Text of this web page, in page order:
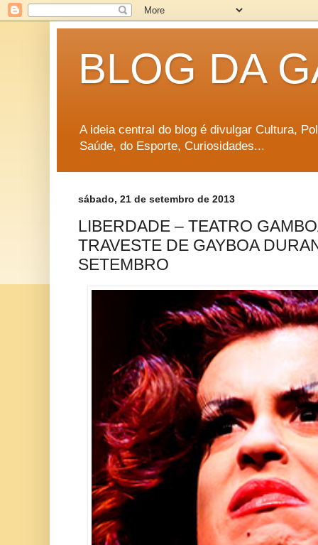
BLOG DA
A ideia central do blog é divulgar Cultura,
Saúde, do Esporte, Curiosidades...
sábado, 21 de setembro de 2013
LIBERDADE – TEATRO
TRAVESTE DE GAYBOA
SETEMBRO